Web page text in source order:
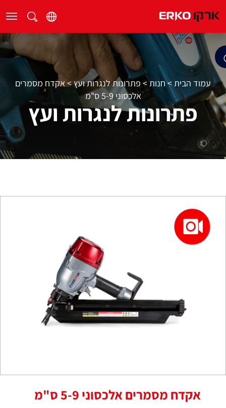
עמוד הבית>חנות> פתרונות לנגרות ועץ>אקדח מסמרים
אלכסוני 5-9 ס"מ
פתרונות לנגרות ועץ
אקדח מסמרים אלכסוני 5-9 ס"מ